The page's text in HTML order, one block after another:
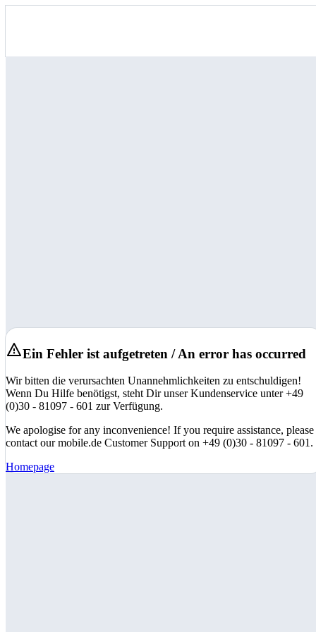
Ein Fehler ist aufgetreten / An error has occurred
Wir bitten die verursachten Unannehmlichkeiten zu entschuldigen!
Wenn Du Hilfe benötigst, steht Dir unser Kundenservice unter +49
(0)30 - 81097 - 601 zur Verfügung.
We apologise for any inconvenience! If you require assistance, please
contact our mobile.de Customer Support on +49 (0)30 - 81097 - 601.
Homepage